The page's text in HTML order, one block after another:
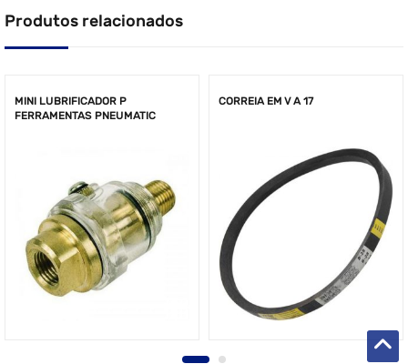
Produtos relacionados
MINI LUBRIFICADOR P
FERRAMENTAS PNEUMATIC
CORREIA EM V A 17